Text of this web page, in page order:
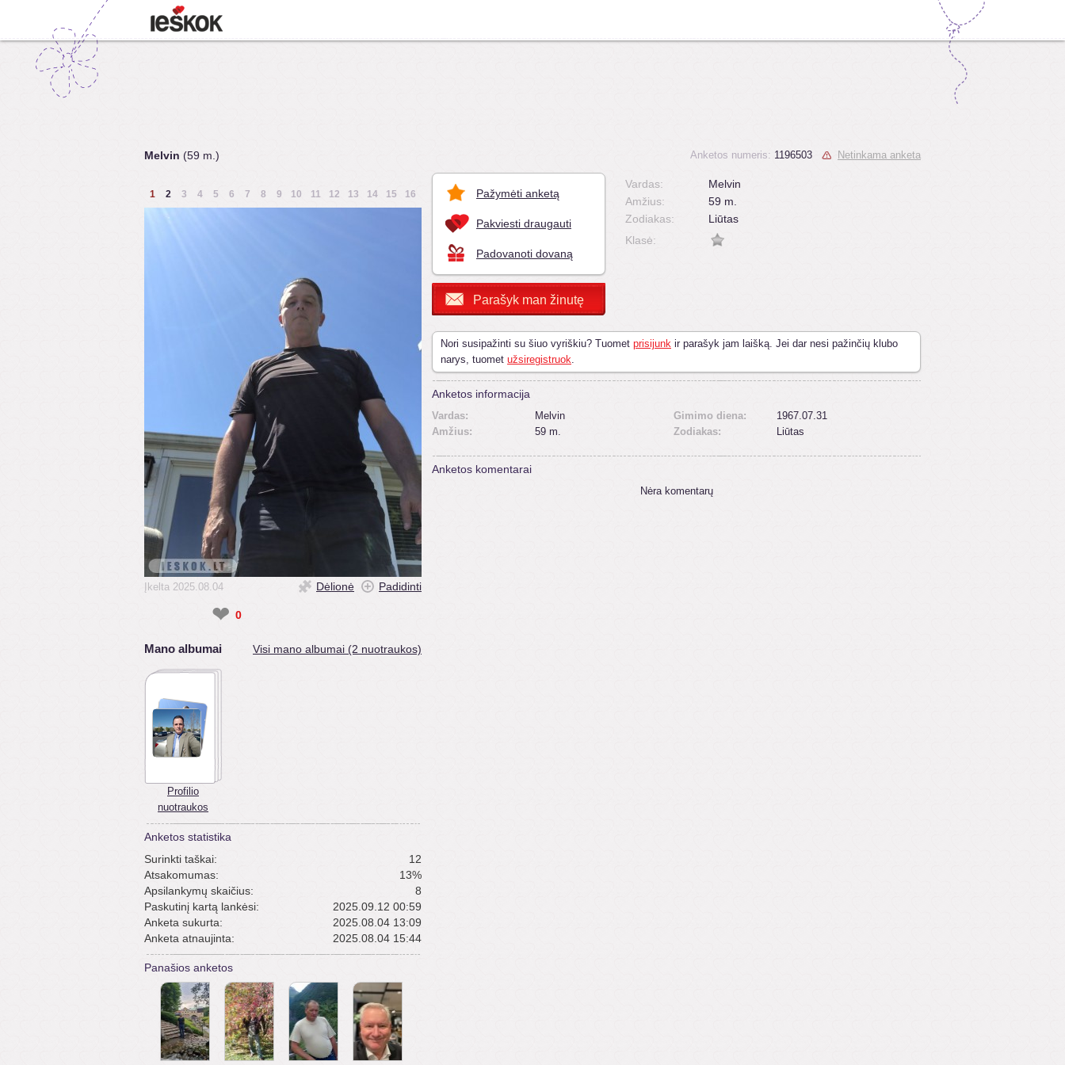
Melvin (59 m.)
1 2 3 4 5 6 7 8 9 10 11 12 13 14 15 16
Įkelta 2025.08.04 Dėlionė Padidinti
❤ 0
Mano albumai Visi mano albumai (2 nuotraukos)
Profilio
nuotraukos
Anketos statistika
Surinkti taškai:
12
Atsakomumas:
13%
Apsilankymų skaičius:
8
Paskutinį kartą lankėsi:
2025.09.12 00:59
Anketa sukurta:
2025.08.04 13:09
Anketa atnaujinta:
2025.08.04 15:44
Panašios anketos
Pažymėti anketą
Pakviesti draugauti
Padovanoti dovaną
Parašyk man žinutę
Anketos numeris: 1196503 Netinkama anketa
Vardas:
Melvin
Amžius:
59 m.
Zodiakas:
Liūtas
Klasė:
Nori susipažinti su šiuo vyriškiu? Tuomet prisijunk ir parašyk jam laišką. Jei dar nesi pažinčių klubo
narys, tuomet užsiregistruok.
Anketos informacija
Vardas:
Melvin
Amžius:
59 m.
Gimimo diena:
1967.07.31
Zodiakas:
Liūtas
Anketos komentarai
Nėra komentarų